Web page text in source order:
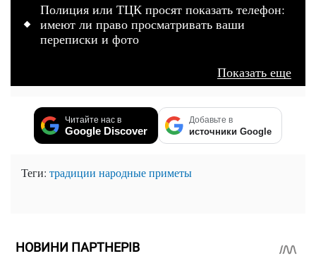
Полиция или ТЦК просят показать телефон:
имеют ли право просматривать ваши
переписки и фото
Показать еще
Читайте нас в
Google Discover
Добавьте в
источники Google
Теги: традиции народные приметы
НОВИНИ ПАРТНЕРІВ